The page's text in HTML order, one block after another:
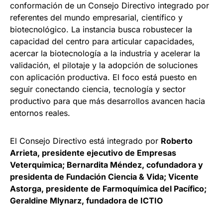
conformación de un Consejo Directivo integrado por
referentes del mundo empresarial, científico y
biotecnológico. La instancia busca robustecer la
capacidad del centro para articular capacidades,
acercar la biotecnología a la industria y acelerar la
validación, el pilotaje y la adopción de soluciones
con aplicación productiva. El foco está puesto en
seguir conectando ciencia, tecnología y sector
productivo para que más desarrollos avancen hacia
entornos reales.
El Consejo Directivo está integrado por Roberto
Arrieta, presidente ejecutivo de Empresas
Veterquimica; Bernardita Méndez, cofundadora y
presidenta de Fundación Ciencia & Vida; Vicente
Astorga, presidente de Farmoquímica del Pacífico;
Geraldine Mlynarz, fundadora de ICTIO